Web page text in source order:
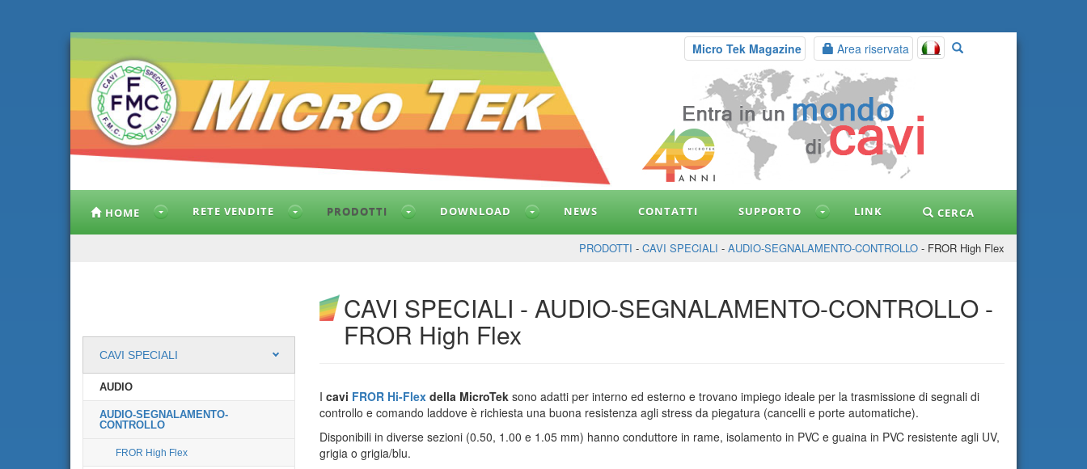
Micro Tek Magazine Area riservata
HOME RETE VENDITE PRODOTTI DOWNLOAD NEWS CONTATTI SUPPORTO LINK CERCA
PRODOTTI - CAVI SPECIALI - AUDIO-SEGNALAMENTO-CONTROLLO - FROR High Flex
CAVI SPECIALI
AUDIO
AUDIO-SEGNALAMENTO-
CONTROLLO
FROR High Flex
CAVI SPECIALI - AUDIO-SEGNALAMENTO-CONTROLLO -
FROR High Flex
I cavi FROR Hi-Flex della MicroTek sono adatti per interno ed esterno e trovano impiego ideale per la trasmissione di segnali di
controllo e comando laddove è richiesta una buona resistenza agli stress da piegatura (cancelli e porte automatiche).
Disponibili in diverse sezioni (0.50, 1.00 e 1.05 mm) hanno conduttore in rame, isolamento in PVC e guaina in PVC resistente agli UV,
grigia o grigia/blu.